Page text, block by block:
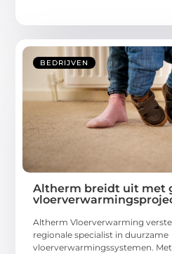
BEDRIJVEN
Altherm breidt uit met
Altherm Vloerverwarming
regionale specialist in duurzame
vloerverwarmingssystemen.